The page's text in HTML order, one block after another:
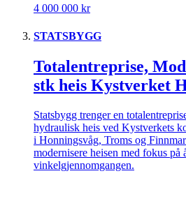
4 000 000 kr
STATSBYGG
Totalentreprise,
stk heis Kystverket
Statsbygg trenger en
hydraulisk heis ved Kystverkets
i Honningsvåg, Troms og
modernisere heisen med fokus på
vinkelgjennomgangen.